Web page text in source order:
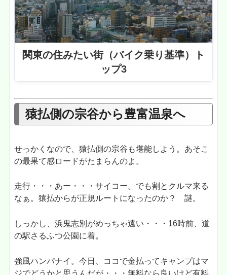
関東の住みたい街（バイク乗り基準）ト
ップ3
猿払側の宗谷から豊富温泉へ
せっかくなので、猿払側の宗谷も堪能しよう。あそこ
の最果て感ロードがたまらんのよ。
走行・・・あー・・・サイコー。でも割とクルマ来る
なぁ。猿払からが正規ルートになったのか？ 謎。
しっかし、浜鬼志別がめっちゃ遠い・・・16時前、道
の駅さるふつ公園に着。
強風ハンパナイ。今日、ココで金払ってキャンプはマ
ジでどうかと思うんだが・・・無料なら良いけど有料